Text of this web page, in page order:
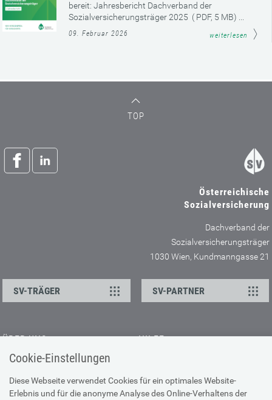
Cookie-Einstellungen
Diese Webseite verwendet Cookies für ein optimales Website-
Erlebnis und für die anonyme Analyse des Online-Verhaltens der
bereit: Jahresbericht Dachverband der
Sozialversicherungsträger 2025 ( PDF, 5 MB) ...
09. Februar 2026 weiterlesen
TOP
Österreichische
Sozialversicherung
Dachverband der
Sozialversicherungsträger
1030 Wien, Kundmanngasse 21
SV-TRÄGER SV-PARTNER
ÜBER UNS
Kontakt
Offene Stellen
Presse
HILFE
Browser-Info & Sicherheit
Hilfe zur Suche